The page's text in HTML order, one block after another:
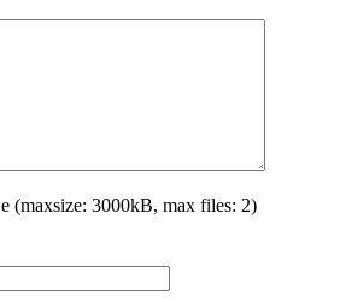
(maxsize: 3000kB, max files: 2)